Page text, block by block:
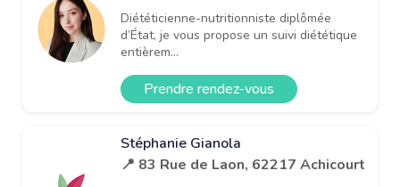
Diététicienne-nutritionniste diplômée
d’État, je vous propose un suivi diététique
entièrem...
Prendre rendez-vous
Stéphanie Gianola
📍 83 Rue de Laon, 62217 Achicourt